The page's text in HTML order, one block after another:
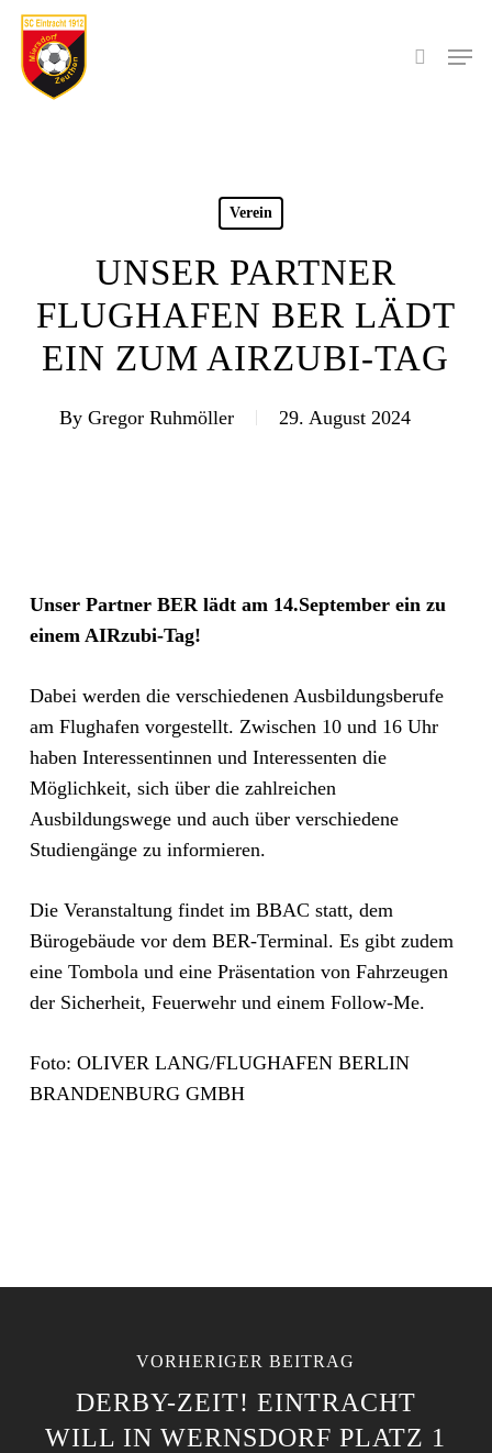
Skip
main
content
search
Menu
Verein
UNSER PARTNER
FLUGHAFEN BER LÄDT
EIN ZUM AIRZUBI-TAG
By Gregor Ruhmöller 29. August 2024
Unser Partner BER lädt am 14.September ein zu
einem AIRzubi-Tag!
Dabei werden die verschiedenen Ausbildungsberufe
am Flughafen vorgestellt. Zwischen 10 und 16 Uhr
haben Interessentinnen und Interessenten die
Möglichkeit, sich über die zahlreichen
Ausbildungswege und auch über verschiedene
Studiengänge zu informieren.
Die Veranstaltung findet im BBAC statt, dem
Bürogebäude vor dem BER-Terminal. Es gibt zudem
eine Tombola und eine Präsentation von Fahrzeugen
der Sicherheit, Feuerwehr und einem Follow-Me.
Foto: OLIVER LANG/FLUGHAFEN BERLIN
BRANDENBURG GMBH
VORHERIGER BEITRAG
DERBY-ZEIT! EINTRACHT
WILL IN WERNSDORF PLATZ 1